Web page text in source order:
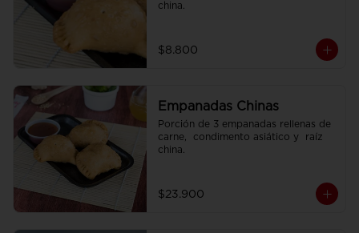
china.
$8.800
Empanadas Chinas
Porción de 3 empanadas rellenas de
carne,  condimento asiático y  raíz
china.
$23.900